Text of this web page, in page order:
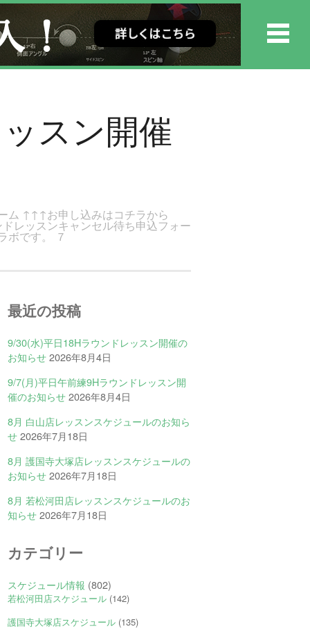
スン開催
ム ↑↑↑お申し込みはコチラから
レッスンキャンセル待ち申込フォー
ボです。 ７
最近の投稿
9/30(水)平日18Hラウンドレッスン開催の
お知らせ2026年8月4日
9/7(月)平日午前練9Hラウンドレッスン開
催のお知らせ2026年8月4日
8月 白山店レッスンスケジュールのお知ら
せ2026年7月18日
8月 護国寺大塚店レッスンスケジュールの
お知らせ2026年7月18日
8月 若松河田店レッスンスケジュールのお
知らせ2026年7月18日
カテゴリー
スケジュール情報 (802)
若松河田店スケジュール (142)
護国寺大塚店スケジュール (135)